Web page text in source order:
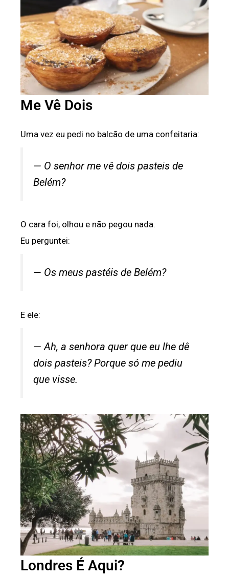
Me Vê Dois
Uma vez eu pedi no balcão de uma confeitaria:
— O senhor me vê dois pasteis de
Belém?
O cara foi, olhou e não pegou nada.
Eu perguntei:
— Os meus pastéis de Belém?
E ele:
— Ah, a senhora quer que eu lhe dê
dois pasteis? Porque só me pediu
que visse.
Londres É Aqui?